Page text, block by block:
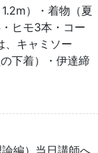
）・着物（夏
ヒモ3本・コー
、キャミソー
下着）・伊達締